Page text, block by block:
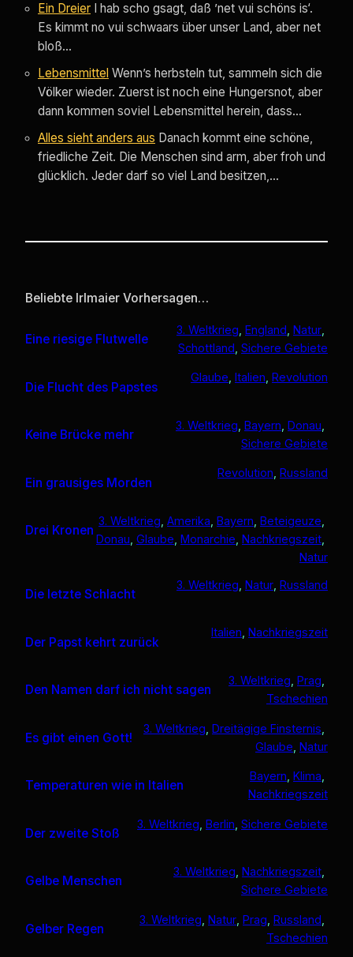
Ein Dreier
I hab scho gsagt, daß ’net vui schöns is‘.
Es kimmt no vui schwaars über unser Land, aber net
bloß…
Lebensmittel Wenn’s herbsteln tut, sammeln sich die
Völker wieder. Zuerst ist noch eine Hungersnot, aber
dann kommen soviel Lebensmittel herein, dass…
Alles sieht anders aus Danach kommt eine schöne,
friedliche Zeit. Die Menschen sind arm, aber froh und
glücklich. Jeder darf so viel Land besitzen,…
Beliebte Irlmaier Vorhersagen…
Eine riesige Flutwelle
3. Weltkrieg England Natur
Schottland Sichere Gebiete
Die Flucht des Papstes
Glaube Italien Revolution
Keine Brücke mehr
3. Weltkrieg Bayern Donau
Sichere Gebiete
Ein grausiges Morden
Revolution Russland
Drei Kronen
3. Weltkrieg Amerika Bayern Beteigeuze
Donau Glaube Monarchie Nachkriegszeit
Natur
Die letzte Schlacht
3. Weltkrieg Natur Russland
Der Papst kehrt zurück
Italien, Nachkriegszeit
Den Namen darf ich nicht sagen
3. Weltkrieg Prag
Tschechien
Es gibt einen Gott!
3. Weltkrieg Dreitägige Finsternis
Glaube Natur
Temperaturen wie in Italien
Bayern Klima
Nachkriegszeit
Der zweite Stoß
3. Weltkrieg Berlin Sichere Gebiete
Gelbe Menschen
3. Weltkrieg Nachkriegszeit
Sichere Gebiete
Gelber Regen
3. Weltkrieg Natur Prag Russland
Tschechien